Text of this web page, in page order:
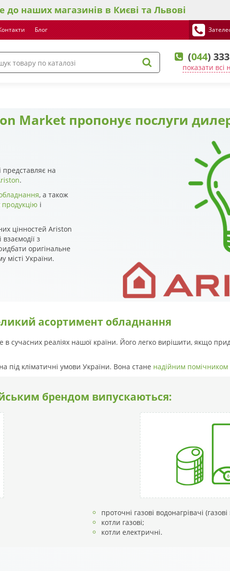
до наших магазинів в Києві та Львові
Блог
(044)
показати всі
Market пропонує послуги
на
.
, а також
продукцію і
цінностей Ariston
з
оригінальне
місті України.
асортимент обладнання
в сучасних реаліях нашої країни. Його легко вирішити, якщо
під кліматичні умови України. Вона стане надійним помічником
брендом випускаються:
проточні газові водонагрівачі
котли газові;
котли електричні.